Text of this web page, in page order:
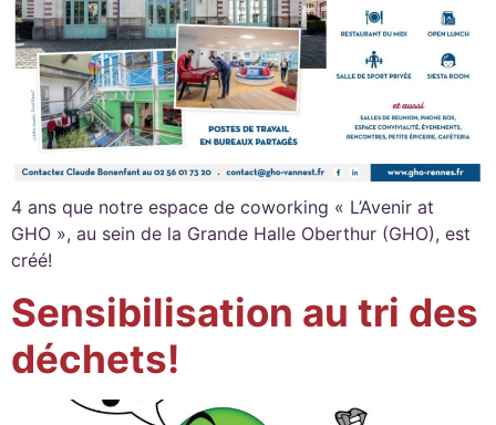
4 ans que notre espace de coworking « L’Avenir at
GHO », au sein de la Grande Halle Oberthur (GHO), est
créé!
Sensibilisation au tri des
déchets!